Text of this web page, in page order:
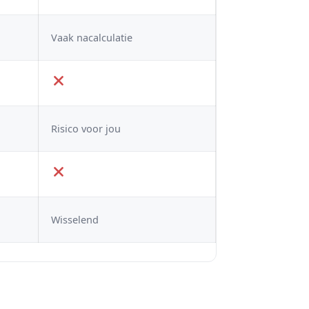
Vaak nacalculatie
Risico voor jou
Wisselend